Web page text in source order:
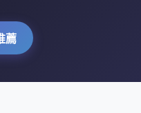
薦